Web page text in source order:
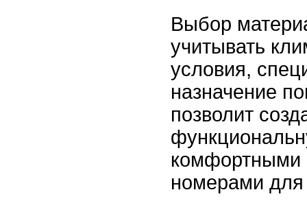
Выбор
учитывать
условия,
назначение
позволит
комфортными
номерами